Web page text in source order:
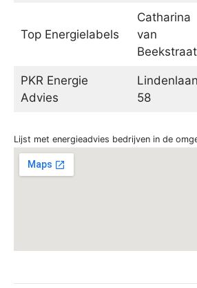
Top Energielabels
Catharina
van
PKR Energie
Advies
Lindenlaan
58
Lijst met energieadvies bedrijven in de